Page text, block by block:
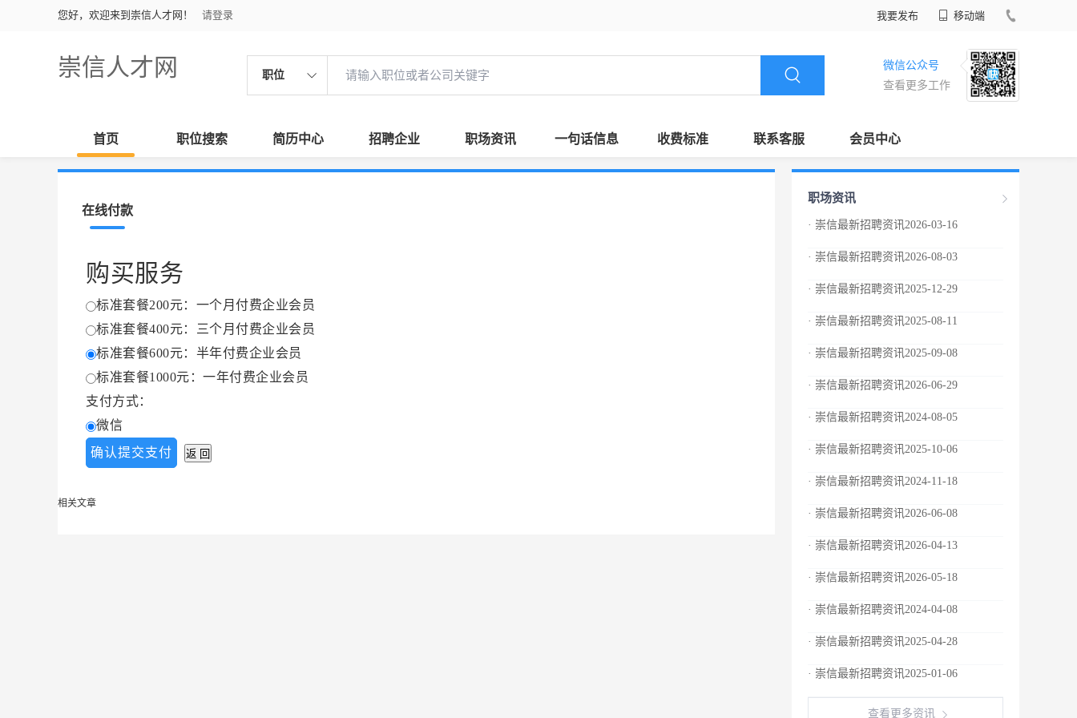
您好，欢迎来到崇信人才网！ 请登录 我要发布 移动端
崇信人才网 职位
微信公众号
查看更多工作
首页 职位搜索 简历中心 招聘企业 职场资讯 一句话信息 收费标准 联系客服 会员中心
在线付款
购买服务
标准套餐200元：一个月付费企业会员
标准套餐400元：三个月付费企业会员
标准套餐600元：半年付费企业会员
标准套餐1000元：一年付费企业会员
支付方式：
微信
相关文章
职场资讯
· 崇信最新招聘资讯2026-03-16
· 崇信最新招聘资讯2026-08-03
· 崇信最新招聘资讯2025-12-29
· 崇信最新招聘资讯2025-08-11
· 崇信最新招聘资讯2025-09-08
· 崇信最新招聘资讯2026-06-29
· 崇信最新招聘资讯2024-08-05
· 崇信最新招聘资讯2025-10-06
· 崇信最新招聘资讯2024-11-18
· 崇信最新招聘资讯2026-06-08
· 崇信最新招聘资讯2026-04-13
· 崇信最新招聘资讯2026-05-18
· 崇信最新招聘资讯2024-04-08
· 崇信最新招聘资讯2025-04-28
· 崇信最新招聘资讯2025-01-06
查看更多资讯